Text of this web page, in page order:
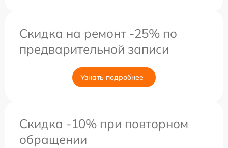
Скидка на ремонт -25% по
предварительной записи
Узнать подробнее
Скидка -10% при повторном
обращении